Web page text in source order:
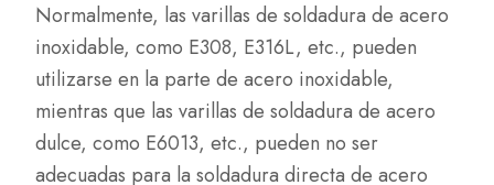
Normalmente, las varillas de soldadura de acero
inoxidable, como E308, E316L, etc., pueden
utilizarse en la parte de acero inoxidable,
mientras que las varillas de soldadura de acero
dulce, como E6013, etc., pueden no ser
adecuadas para la soldadura directa de acero